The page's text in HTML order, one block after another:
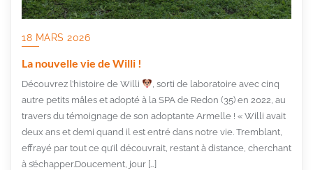
18 MARS 2026
La nouvelle vie de Willi !
Découvrez l’histoire de Willi
, sorti de laboratoire avec cinq
autre petits mâles et adopté à la SPA de Redon (35) en 2022, au
travers du témoignage de son adoptante Armelle ! « Willi avait
deux ans et demi quand il est entré dans notre vie. Tremblant,
effrayé par tout ce qu’il découvrait, restant à distance, cherchant
à s’échapper.Doucement, jour […]